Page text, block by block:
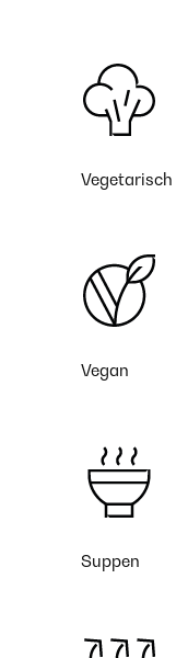
Vegetarisch
Vegan
Suppen